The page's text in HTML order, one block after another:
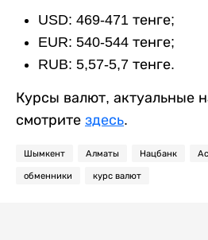
USD: 469-471 тенге;
EUR: 540-544 тенге;
RUB: 5,57-5,7 тенге.
Курсы валют, актуальные
смотрите здесь.
Шымкент Алматы Нацбанк
обменники курс валют